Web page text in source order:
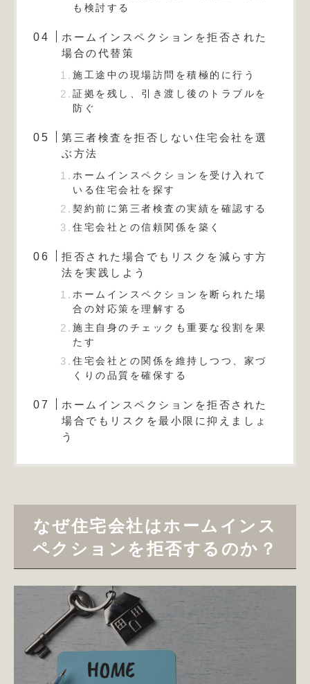
も検討する
ホームインスペクションを拒否された
場合の代替策
施工途中の現場訪問を積極的に行う
証拠を残し、引き渡し後のトラブルを
防ぐ
第三者検査を拒否しない住宅会社を選
ぶ方法
ホームインスペクションを受け入れて
いる住宅会社を探す
契約前に第三者検査の実績を確認する
住宅会社との信頼関係を築く
拒否された場合でもリスクを減らす方
法を実践しよう
ホームインスペクションを断られた場
合の対応策を理解する
施主自身のチェックも重要な役割を果
たす
住宅会社との関係を維持しつつ、家づ
くりの品質を確保する
ホームインスペクションを拒否された
場合でもリスクを最小限に抑えましょ
う
なぜ住宅会社はホームインス
ペクションを拒否するのか？